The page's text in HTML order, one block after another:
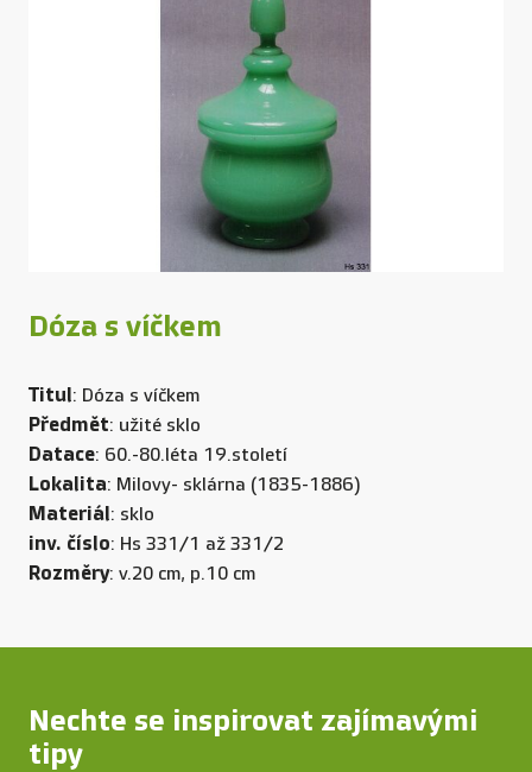
Dóza s víčkem
Titul: Dóza s víčkem
Předmět: užité sklo
Datace: 60.-80.léta 19.století
Lokalita: Milovy- sklárna (1835-1886)
Materiál: sklo
inv. číslo: Hs 331/1 až 331/2
Rozměry: v.20 cm, p.10 cm
Nechte se inspirovat zajímavými
tipy